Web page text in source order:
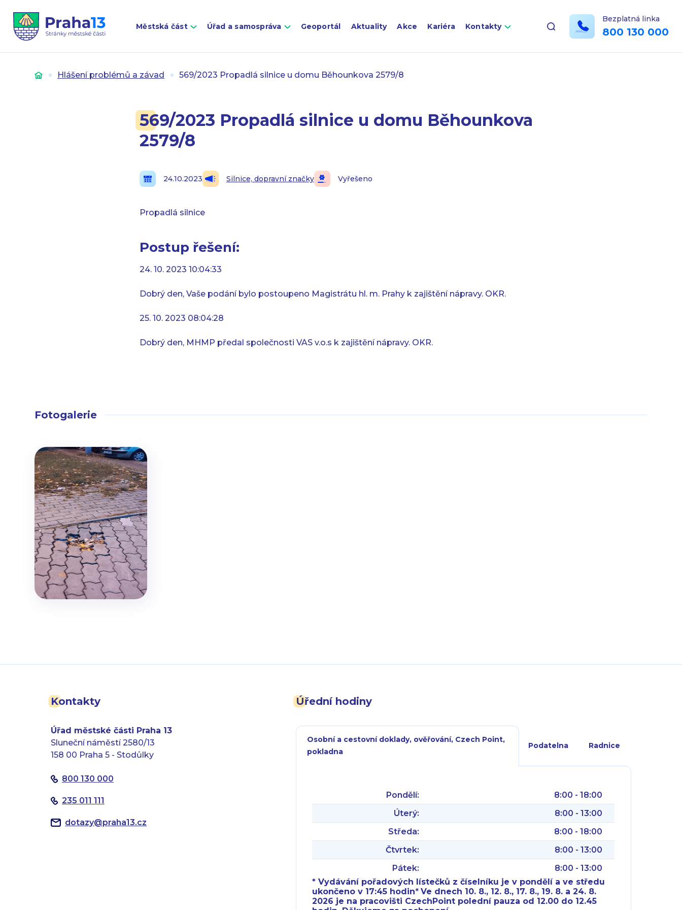
Městská část Úřad a samospráva Geoportál Aktuality Akce Kariéra Kontakty
Bezplatná linka
800 130 000
Úvod Hlášení problémů a závad 569/2023 Propadlá silnice u domu Běhounkova 2579/8
569/2023 Propadlá silnice u domu Běhounkova
2579/8
24.10.2023 Silnice, dopravní značky Vyřešeno
Propadlá silnice
Postup řešení:
24. 10. 2023 10:04:33
Dobrý den, Vaše podání bylo postoupeno Magistrátu hl. m. Prahy k zajištění nápravy. OKR.
25. 10. 2023 08:04:28
Dobrý den, MHMP předal společnosti VAS v.o.s k zajištění nápravy. OKR.
Fotogalerie
Kontakty
Úřad městské části Praha 13
Sluneční náměstí 2580/13
158 00 Praha 5 - Stodůlky
800 130 000
235 011 111
dotazy@praha13.cz
Úřední hodiny
Osobní a cestovní doklady, ověřování, Czech Point,
pokladna
Podatelna Radnice
Pondělí:
8:00 - 18:00
Úterý:
8:00 - 13:00
Středa:
8:00 - 18:00
Čtvrtek:
8:00 - 13:00
Pátek:
8:00 - 13:00
* Vydávání pořadových lístečků z číselníku je v pondělí a ve středu
ukončeno v 17:45 hodin*Ve dnech 10. 8., 12. 8., 17. 8., 19. 8. a 24. 8.
2026 je na pracovišti CzechPoint polední pauza od 12.00 do 12.45